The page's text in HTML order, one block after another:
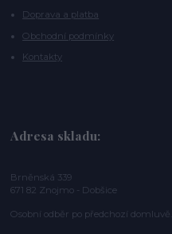
Doprava a platba
Obchodní podmínky
Kontakty
Adresa skladu:
Brněnská 339
671 82 Znojmo - Dobšice
Osobní odběr po předchozí domluvě.